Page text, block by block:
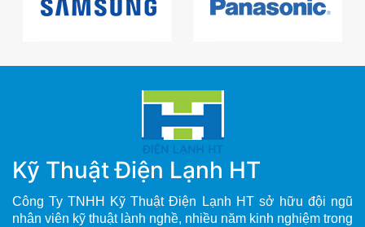
Kỹ Thuật Điện Lạnh HT
Công Ty TNHH Kỹ Thuật Điện Lạnh HT sở hữu đội ngũ
nhân viên kỹ thuật lành nghề, nhiều năm kinh nghiệm trong